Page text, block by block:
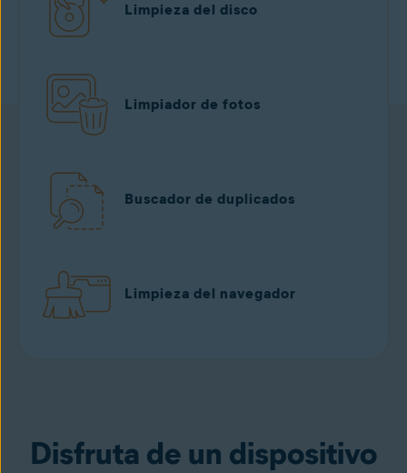
Limpieza del disco
Limpiador de fotos
Buscador de duplicados
Limpieza del navegador
Disfruta de un dispositivo